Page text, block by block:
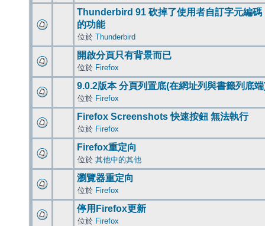
Thunderbird 91 砍掉了使用者自訂字元編碼
的功能
位於 Thunderbird
開啟分頁只有背景而已
位於 Firefox
9.0.2版本 分頁列置底(在網址列與書籤列底
位於 Firefox
Firefox Screenshots 快速按鈕 無法執行
位於 Firefox
Firefox重定向
位於 其他中的其他
瀏覽器重定向
位於 Firefox
停用Firefox更新
位於 Firefox